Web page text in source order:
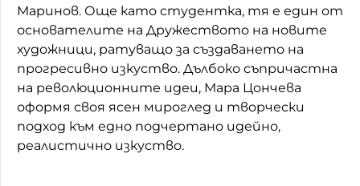
Маринов. Още като студентка, тя е един от
основателите на Дружеството на новите
художници, ратуващо за създаването на
прогресивно изкуство. Дълбоко съпричастна
на революционните идеи, Мара Цончева
оформя своя ясен мироглед и творчески
подход към едно подчертано идейно,
реалистично изкуство.